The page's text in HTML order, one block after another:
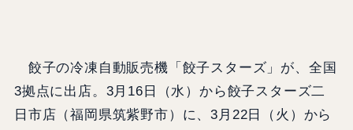
餃子の冷凍自動販売機「餃子スターズ」が、全国
3拠点に出店。3月16日（水）から餃子スターズ二
日市店（福岡県筑紫野市）に、3月22日（火）から